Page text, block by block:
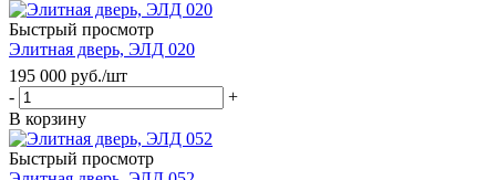
Быстрый просмотр
Элитная дверь, ЭЛД 020
195 000 руб./шт
-
+
В корзину
Быстрый просмотр